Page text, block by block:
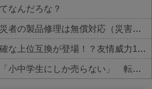
なんだろな？
任天堂 熊本地震を受け被災者の製品修理は無償対応（災害救助法適用地域） 義援金5000万円寄付
【衝撃】アナスタシアに明確な上位互換が登場！？友情威力10倍級のバケモン性能
イオン、ポケモンカードは「小中学生にしか売らない」 転売対策の決断が「素晴らしい」